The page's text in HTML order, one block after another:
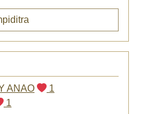
ANAO
1
1